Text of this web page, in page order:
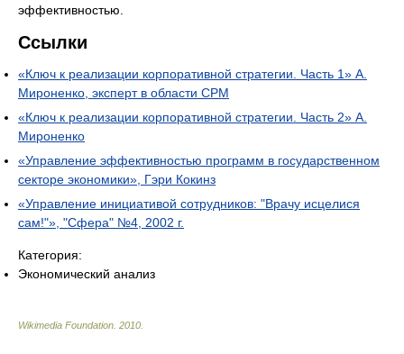
эффективностью.
Ссылки
«Ключ к реализации корпоративной стратегии. Часть 1» А.
Мироненко, эксперт в области CPM
«Ключ к реализации корпоративной стратегии. Часть 2» А.
Мироненко
«Управление эффективностью программ в государственном
секторе экономики», Гэри Кокинз
«Управление инициативой сотрудников: "Врачу исцелися
сам!"», "Сфера" №4, 2002 г.
Категория:
Экономический анализ
Wikimedia Foundation 2010